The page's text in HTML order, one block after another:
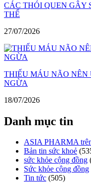
CÁC THÓI QUEN GÂY
THỂ
27/07/2026
THIẾU MÁU NÃO NÊN
NGỪA
18/07/2026
Danh mục tin
ASIA PHARMA
Bản tin sức khoẻ
sức khỏe cộng đồng
Sức khỏe cộng đồng
Tin tức (505)